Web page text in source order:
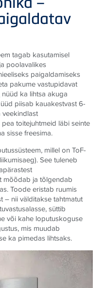
tagab kasutamisel
poolavalikes
paigaldamiseks
pakume vastupidavat
nüüd ka lihtsa akuga
piisab kauakestvast 6-
veekindlast
toitejuhtmeid läbi seinte
sisse freesima.
millel on ToF-
See tuleneb
mõõdab ja tõlgendab
Toode eristab ruumis
– nii välditakse tahtmatut
süttib
või kahe loputuskoguse
mis muudab
ka pimedas lihtsaks.